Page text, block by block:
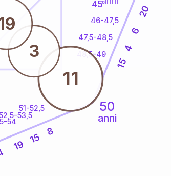
50
anni
46-47,5
47,5-48,5
48,5-49
51-52,5
53,5
54
20
6
4
15
8
15
19
11
3
45